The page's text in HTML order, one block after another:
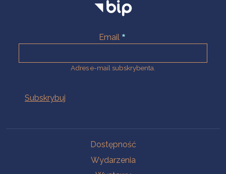
Email
Adres e-mail subskrybenta.
Dostępność
Wydarzenia